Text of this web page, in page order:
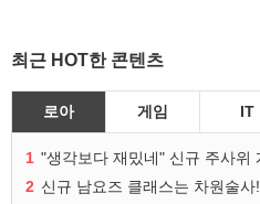
최근 HOT한 콘텐츠
로아 게임 IT
1 "생각보다 재밌네" 신규 주사위
2 신규 남요즈 클래스는 차원술